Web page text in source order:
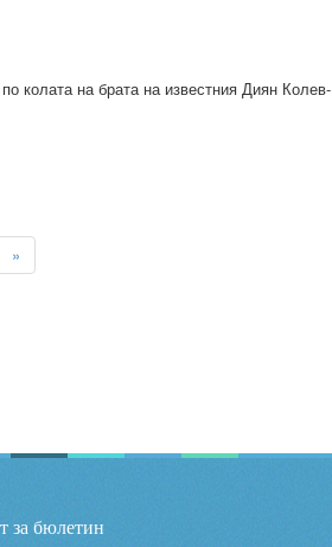
колата на брата на известния Диян Колев-
»
за бюлетин